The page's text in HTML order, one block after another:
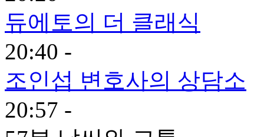
듀에토의 더 클래식
20:40 -
조인섭 변호사의 상담소
20:57 -